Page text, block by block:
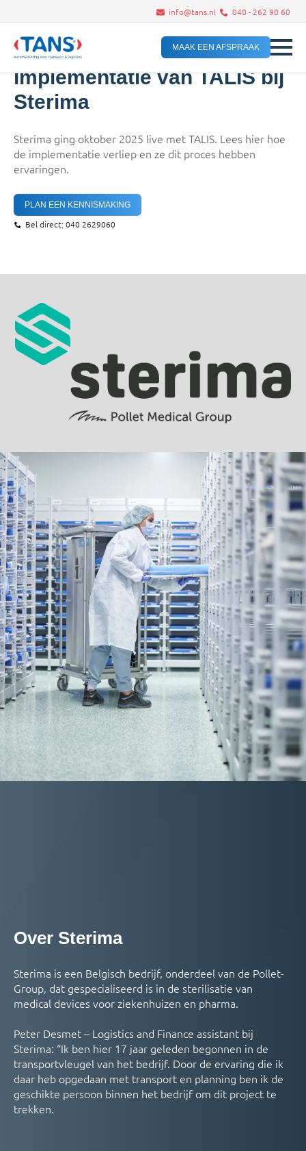
info@tans.nl 040 - 262 90 60
MAAK EEN AFSPRAAK
Een praktische en vlotte
implementatie van TALIS bij
Sterima
Sterima ging oktober 2025 live met TALIS. Lees hier hoe
de implementatie verliep en ze dit proces hebben
ervaringen.
PLAN EEN KENNISMAKING
Bel direct: 040 2629060
Over Sterima
Sterima is een Belgisch bedrijf, onderdeel van de Pollet-
Group, dat gespecialiseerd is in de sterilisatie van
medical devices voor ziekenhuizen en pharma.
Peter Desmet – Logistics and Finance assistant bij
Sterima: “Ik ben hier 17 jaar geleden begonnen in de
transportvleugel van het bedrijf. Door de ervaring die ik
daar heb opgedaan met transport en planning ben ik de
geschikte persoon binnen het bedrijf om dit project te
trekken.